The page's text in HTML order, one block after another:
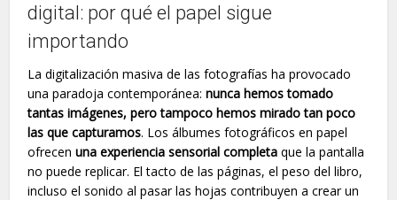
digital: por qué el papel sigue
importando
La digitalización masiva de las fotografías ha provocado
una paradoja contemporánea:nunca hemos tomado
tantas imágenes, pero tampoco hemos mirado tan poco
las que capturamos. Los álbumes fotográficos en papel
ofrecenuna experiencia sensorial completa que la pantalla
no puede replicar. El tacto de las páginas, el peso del libro,
incluso el sonido al pasar las hojas contribuyen a crear un